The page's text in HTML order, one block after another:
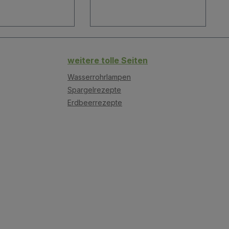
weitere tolle Seiten
Wasserrohrlampen
Spargelrezepte
Erdbeerrezepte